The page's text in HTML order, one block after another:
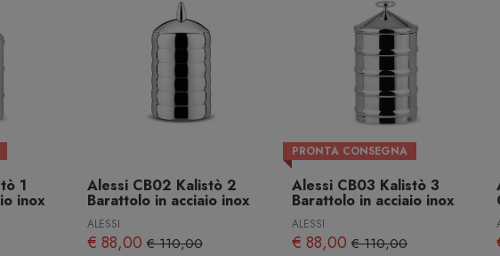
1
inox
Alessi CB02 Kalistò 2
Barattolo in acciaio inox
ALESSI
€ 88,00 € 110,00
PRONTA CONSEGNA
Alessi CB03 Kalistò 3
Barattolo in acciaio inox
ALESSI
€ 88,00 € 110,00